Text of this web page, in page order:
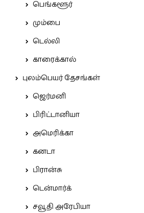
பெங்களூர்
மும்பை
டெல்லி
காரைக்கால்
புலம்பெயர் தேசங்கள்
ஜெர்மனி
பிரிட்டானியா
அமெரிக்கா
கனடா
பிரான்சு
டென்மார்க்
சவூதி அரேபியா